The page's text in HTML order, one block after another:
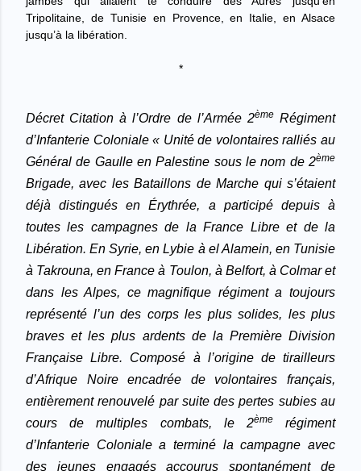
Tripolitaine, de Tunisie en Provence, en Italie, en Alsace
jusqu’à la libération.
*
Décret Citation à l’Ordre de l’Armée 2èmeRégiment
d’Infanterie Coloniale « Unité de volontaires ralliés au
Général de Gaulle en Palestine sous le nom de 2ème
Brigade, avec les Bataillons de Marche qui s’étaient
déjà distingués en Érythrée, a participé depuis à
toutes les campagnes de la France Libre et de la
Libération. En Syrie, en Lybie à el Alamein, en Tunisie
à Takrouna, en France à Toulon, à Belfort, à Colmar et
dans les Alpes, ce magnifique régiment a toujours
représenté l’un des corps les plus solides, les plus
braves et les plus ardents de la Première Division
Française Libre. Composé à l’origine de tirailleurs
d’Afrique Noire encadrée de volontaires français,
entièrement renouvelé par suite des pertes subies au
cours de multiples combats, le 2èmerégiment
d’Infanterie Coloniale a terminé la campagne avec
des jeunes engagés accourus spontanément de